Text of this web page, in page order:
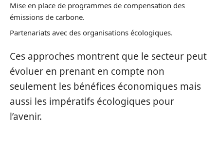
Mise en place de programmes de compensation des
émissions de carbone.
Partenariats avec des organisations écologiques.
Ces approches montrent que le secteur peut
évoluer en prenant en compte non
seulement les bénéfices économiques mais
aussi les impératifs écologiques pour
l’avenir.